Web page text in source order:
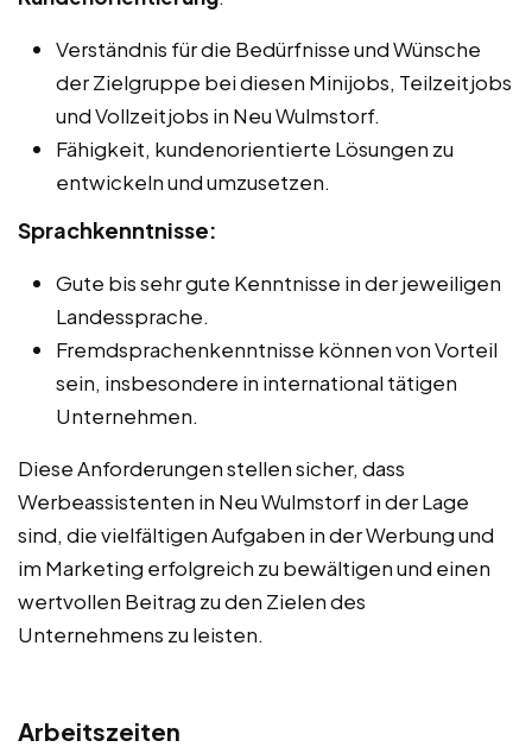
Verständnis für die Bedürfnisse und Wünsche
der Zielgruppe bei diesen Minijobs, Teilzeitjobs
und Vollzeitjobs in Neu Wulmstorf.
Fähigkeit, kundenorientierte Lösungen zu
entwickeln und umzusetzen.
Sprachkenntnisse:
Gute bis sehr gute Kenntnisse in der jeweiligen
Landessprache.
Fremdsprachenkenntnisse können von Vorteil
sein, insbesondere in international tätigen
Unternehmen.
Diese Anforderungen stellen sicher, dass
Werbeassistenten in Neu Wulmstorf in der Lage
sind, die vielfältigen Aufgaben in der Werbung und
im Marketing erfolgreich zu bewältigen und einen
wertvollen Beitrag zu den Zielen des
Unternehmens zu leisten.
Arbeitszeiten